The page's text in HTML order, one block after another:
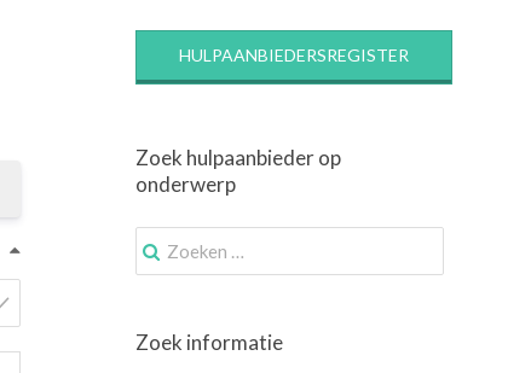
HULPAANBIEDERSREGISTER
Zoek hulpaanbieder op
onderwerp
Zoek
naar:
Zoek informatie